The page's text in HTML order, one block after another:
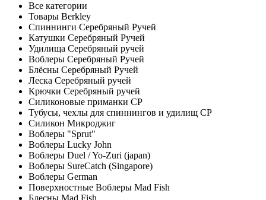
Все категории
Товары Berkley
Спиннинги Серебряный Ручей
Катушки Серебряный Ручей
Удилища Серебряный ручей
Воблеры Серебряный Ручей
Блёсны Серебряный Ручей
Леска Серебряный ручей
Крючки Серебряный ручей
Силиконовые приманки СР
Тубусы, чехлы для спиннингов и удилищ СР
Силикон Микроджиг
Воблеры "Sprut"
Воблеры Lucky John
Воблеры Duel / Yo-Zuri (japan)
Воблеры SureCatch (Singapore)
Воблеры German
Поверхностные Воблеры Mad Fish
Блесны Mad Fish